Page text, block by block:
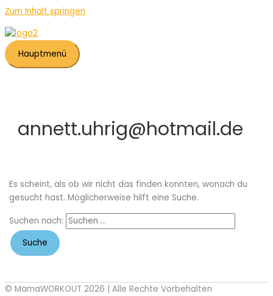
Zum Inhalt springen
Hauptmenü
annett.uhrig@hotmail.de
Es scheint, als ob wir nicht das finden konnten, wonach du
gesucht hast. Möglicherweise hilft eine Suche.
Suchen nach:
© MamaWORKOUT 2026 | Alle Rechte Vorbehalten